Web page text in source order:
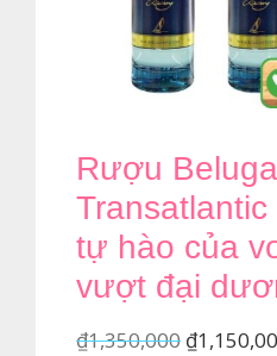
Rượu
tự hào của
vượt đại
₫1,350,000 Giá
₫